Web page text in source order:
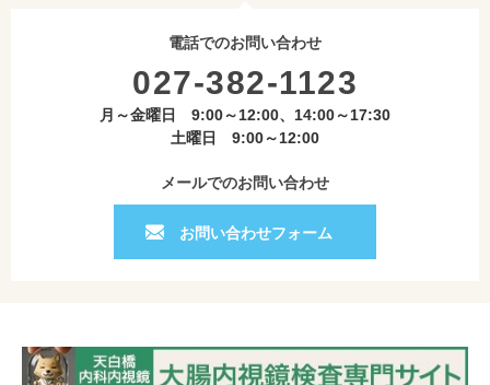
電話でのお問い合わせ
027-382-1123
月～金曜日 9:00～12:00、14:00～17:30
土曜日 9:00～12:00
メールでのお問い合わせ
お問い合わせフォーム